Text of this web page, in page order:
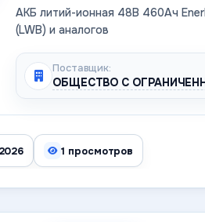
АКБ литий-ионная 48В 460Ач
(LWB) и аналогов
Поставщик:
ОБЩЕСТВО С
1 просмотров